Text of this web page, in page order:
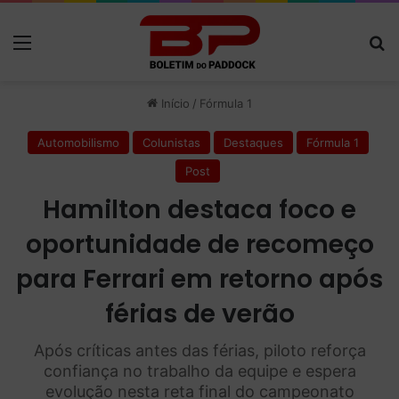
Início / Fórmula 1
Automobilismo Colunistas Destaques
Fórmula 1
Post
Hamilton destaca foco e
oportunidade de recomeço
para Ferrari em retorno após
férias de verão
Após críticas antes das férias, piloto reforça
confiança no trabalho da equipe e espera
evolução nesta reta final do campeonato